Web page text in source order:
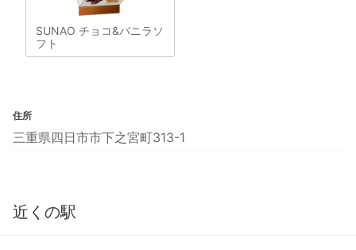
SUNAO チョコ&バニラソ
フト
住所
三重県四日市市下之宮町313-1
近くの駅